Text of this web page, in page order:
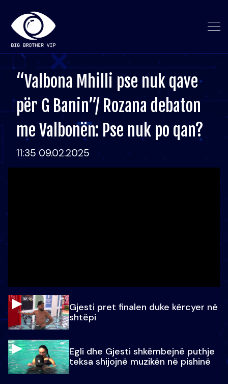
“Valbona Mhilli pse nuk qave
për G Banin”/ Rozana debaton
me Valbonën: Pse nuk po qan?
11:35 09.02.2025
Gjesti pret finalen duke kërcyer në
shtëpi
Egli dhe Gjesti shkëmbejnë puthje
teksa shijojnë muzikën në pishinë